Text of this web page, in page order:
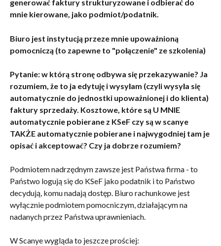
generować faktury strukturyzowane i odbierać do
mnie kierowane, jako podmiot/podatnik.
Biuro jest instytucją przeze mnie upoważnioną
pomocniczą (to zapewne to "połączenie" ze szkolenia)
Pytanie: w którą stronę odbywa się przekazywanie? Ja
rozumiem, że to ja edytuję i wysyłam (czyli wysyła się
automatycznie do jednostki upoważnionej i do klienta)
faktury sprzedaży. Kosztowe, które są U MNIE
automatycznie pobierane z KSeF czy są w scanye
TAKŻE automatycznie pobierane i najwygodniej tam je
opisać i akceptować? Czy ja dobrze rozumiem?
Podmiotem nadrzędnym zawsze jest Państwa firma - to
Państwo logują się do KSeF jako podatnik i to Państwo
decydują, komu nadają dostęp. Biuro rachunkowe jest
wyłącznie podmiotem pomocniczym, działającym na
nadanych przez Państwa uprawnieniach.
W Scanye wygląda to jeszcze prościej: